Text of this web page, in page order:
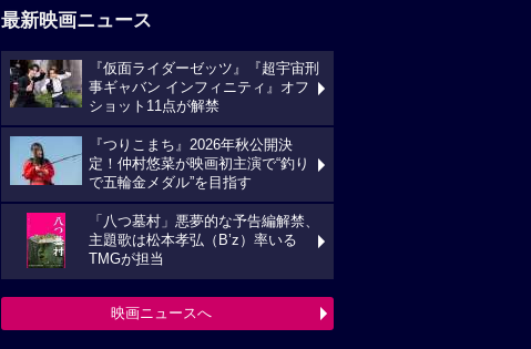
最新映画ニュース
『仮面ライダーゼッツ』『超宇宙刑
事ギャバン インフィニティ』オフ
ショット11点が解禁
『つりこまち』2026年秋公開決
定！仲村悠菜が映画初主演で“釣り
で五輪金メダル”を目指す
「八つ墓村」悪夢的な予告編解禁、
主題歌は松本孝弘（B’z）率いる
TMGが担当
映画ニュースへ